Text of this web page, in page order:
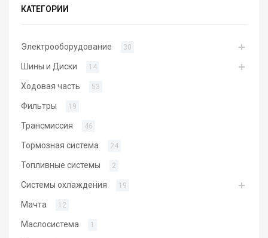
КАТЕГОРИИ
Электрооборудование 30
Шины и Диски 14
Ходовая часть 53
Фильтры 19
Трансмиссия 46
Тормозная система 24
Топливные системы 2
Системы охлаждения 19
Мачта 12
Маслосистема 1